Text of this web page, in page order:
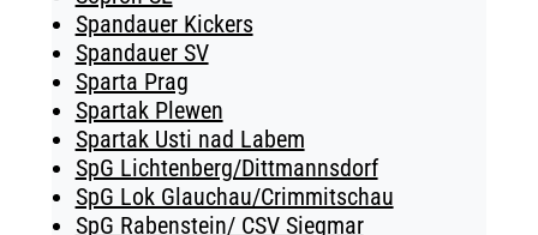
Spandauer Kickers
Spandauer SV
Sparta Prag
Spartak Plewen
Spartak Usti nad Labem
SpG Lichtenberg/Dittmannsdorf
SpG Lok Glauchau/Crimmitschau
SpG Rabenstein/ CSV Siegmar